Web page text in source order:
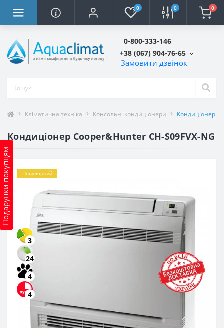
0 0 0
0-800-333-146
+38 (067) 904-76-65
Замовити дзвінок
Подарунки покупцям
Кліматична техніка Консольні кондиціонери Кондиціонер
Кондиціонер Cooper&Hunter CH-S09FVX-NG
Популярний
3
24
4
4